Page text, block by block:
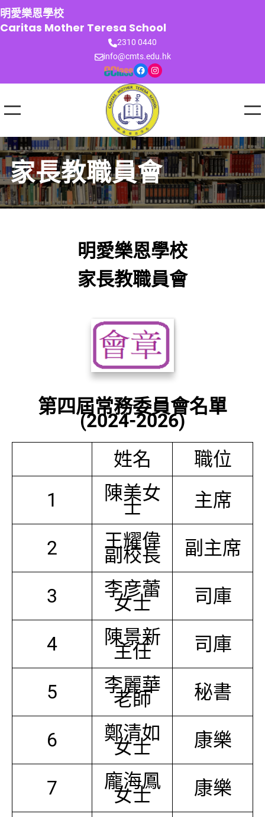
跳
至
主
明愛樂恩學校
Caritas Mother Teresa School
2310 0440
info@cmts.edu.hk
Facebook Instagram
家長教職員會
明愛樂恩學校
家長教職員會
第四屆常務委員會名單
(2024-2026)
姓名
職位
1
陳美女
士 主席
2 王耀偉
副校長 副主席
3 李彦蕾
女士 司庫
4 陳景新
主任 司庫
5 李麗華
老師 秘書
6 鄭清如
女士 康樂
7 龐海鳳
女士 康樂